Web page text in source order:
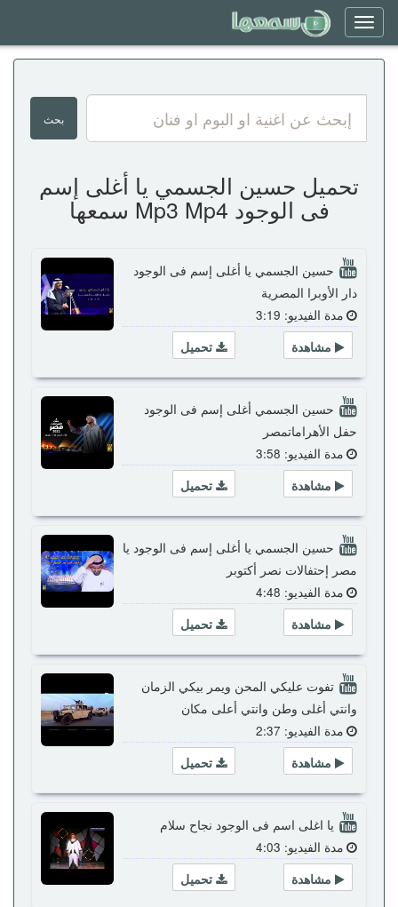
Toggle
navigation
تحميل حسين الجسمي يا أغلى إسم
فى الوجود Mp3 Mp4 سمعها
حسين الجسمي يا أغلى إسم فى الوجود
دار الأوبرا المصرية
مدة الفيديو: 3:19
تحميل
مشاهدة
حسين الجسمي أغلى إسم فى الوجود
حفل الأهراماتمصر
مدة الفيديو: 3:58
تحميل
مشاهدة
حسين الجسمي يا أغلى إسم فى الوجود يا
مصر إحتفالات نصر أكتوبر
مدة الفيديو: 4:48
تحميل
مشاهدة
تفوت عليكي المحن ويمر بيكي الزمان
وانتي أغلى وطن وانتي أعلى مكان
مدة الفيديو: 2:37
تحميل
مشاهدة
يا اغلى اسم فى الوجود نجاح سلام
مدة الفيديو: 4:03
تحميل
مشاهدة